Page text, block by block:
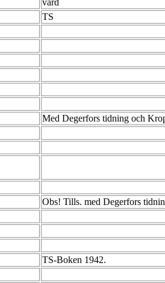
vard
TS
Med Degerfors tidning och
Obs! Tills. med Degerfors
TS-Boken 1942.